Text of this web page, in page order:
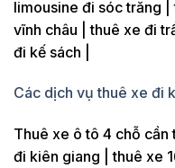
limousine đi sóc trăng
vĩnh châu | thuê xe đi
đi kế sách |
Các dịch vụ thuê xe đi
Thuê xe ô tô 4 chỗ
đi kiên giang | thuê xe